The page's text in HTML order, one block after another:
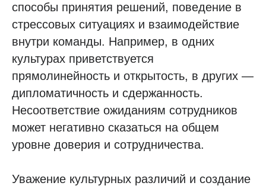
способы принятия решений, поведение в
стрессовых ситуациях и взаимодействие
внутри команды. Например, в одних
культурах приветствуется
прямолинейность и открытость, в других —
дипломатичность и сдержанность.
Несоответствие ожиданиям сотрудников
может негативно сказаться на общем
уровне доверия и сотрудничества.
Уважение культурных различий и создание